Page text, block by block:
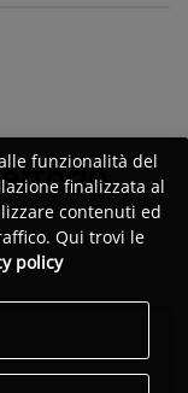
funzionalità del
finalizzata al
contenuti ed
Qui trovi le
policy